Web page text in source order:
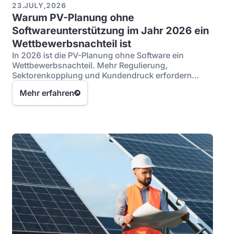
23.JULY,2026
Warum PV-Planung ohne
Softwareunterstützung im Jahr 2026 ein
Wettbewerbsnachteil ist
In 2026 ist die PV-Planung ohne Software ein
Wettbewerbsnachteil. Mehr Regulierung,
Sektorenkopplung und Kundendruck erfordern
digitale Planungsprozesse.
Mehr erfahren